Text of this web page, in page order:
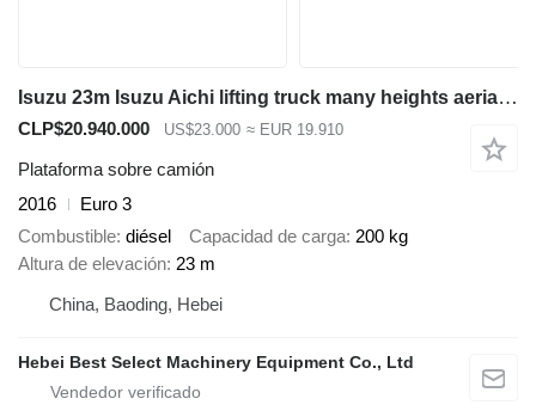
Isuzu 23m Isuzu Aichi lifting truck many heights aerial platform truck
CLP$20.940.000 US$23.000 ≈ EUR 19.910
Plataforma sobre camión
2016
Euro 3
Combustible diésel Capacidad de carga 200 kg
Altura de elevación 23 m
China, Baoding, Hebei
Hebei Best Select Machinery Equipment Co., Ltd